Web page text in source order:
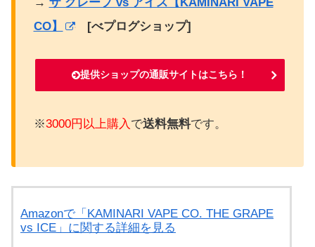
CO】
[べプログショップ]
提供ショップの通販サイトはこちら！
※3000円以上購入 で送料無料です。
Amazonで「KAMINARI VAPE CO. THE GRAPE
vs ICE」に関する詳細を見る